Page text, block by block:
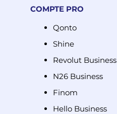
COMPTE PRO
Qonto
Shine
Revolut Business
N26 Business
Finom
Hello Business